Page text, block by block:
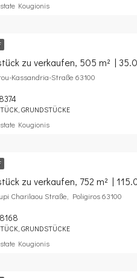
Kougionis
zu verkaufen, 505 m² |
Kassandria-Straße 63100
GRUNDSTÜCKE
Kougionis
zu verkaufen, 752 m² |
Charilaou Straße, Poligiros 63100
GRUNDSTÜCKE
Kougionis